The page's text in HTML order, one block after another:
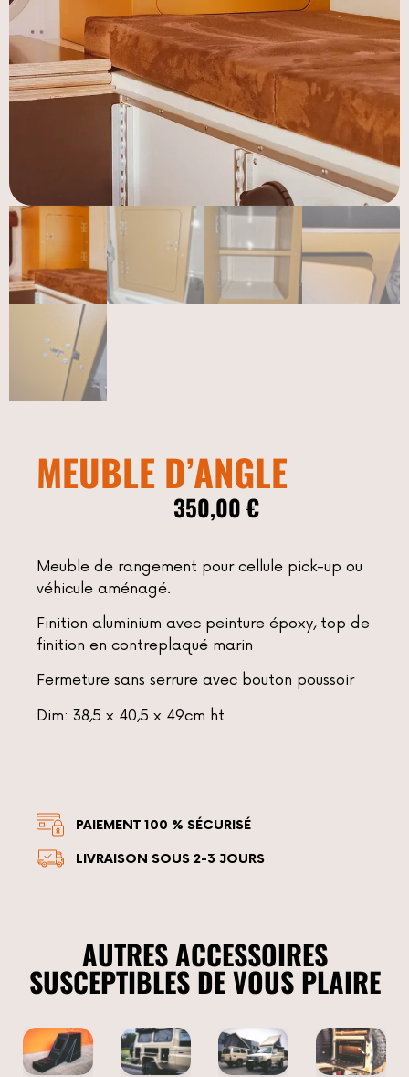
MEUBLE D’ANGLE
350,00€
Meuble de rangement pour cellule pick-up ou
véhicule aménagé.
Finition aluminium avec peinture époxy, top de
finition en contreplaqué marin
Fermeture sans serrure avec bouton poussoir
Dim: 38,5 x 40,5 x 49cm ht
PAIEMENT 100 % SÉCURISÉ
LIVRAISON SOUS 2-3 JOURS
AUTRES ACCESSOIRES
SUSCEPTIBLES DE VOUS PLAIRE